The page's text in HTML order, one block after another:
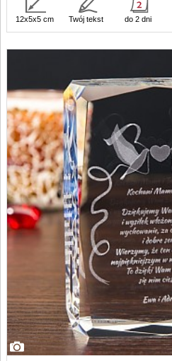
12x5x5 cm Twój tekst do 2 dni